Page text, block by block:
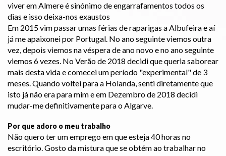
viver em Almere é sinónimo de engarrafamentos todos os
dias e isso deixa-nos exaustos
Em 2015 vim passar umas férias de raparigas a Albufeira e aí
já me apaixonei por Portugal. No ano seguinte viemos outra
vez, depois viemos na véspera de ano novo e no ano seguinte
viemos 6 vezes. No Verão de 2018 decidi que queria saborear
mais desta vida e comecei um período "experimental" de 3
meses. Quando voltei para a Holanda, senti diretamente que
isto já não era para mim e em Dezembro de 2018 decidi
mudar-me definitivamente para o Algarve.
Por que adoro o meu trabalho
Não quero ter um emprego em que esteja 40 horas no
escritório. Gosto da mistura que se obtém ao trabalhar no